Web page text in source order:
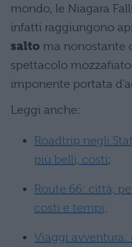
mondo, le Niagara
infatti raggiungono
salto ma nonostante
spettacolo
imponente portata
Leggi anche:
Roadtrip negli
più belli, costi;
Route 66: città,
costi e tempi;
Viaggi avventura: